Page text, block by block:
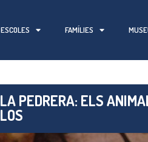
ESCOLES FAMÍLIES
LA PEDRERA: ELS
LOS